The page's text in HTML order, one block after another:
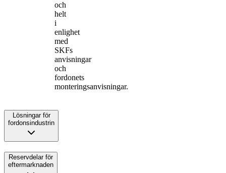
och
helt
i
enlighet
med
SKFs
anvisningar
och
fordonets
monteringsanvisningar.
Lösningar för
fordonsindustrin
Reservdelar för
eftermarknaden